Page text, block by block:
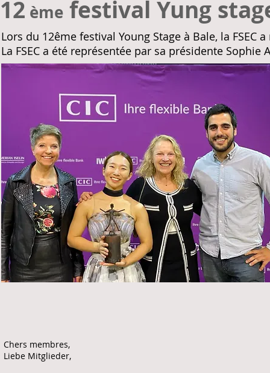
12 ème festival Yung
Lors du 12ême festival Young Stage à Bale, la
La FSEC a été représentée par sa présidente Sophie
Chers membres,
Liebe Mitglieder,